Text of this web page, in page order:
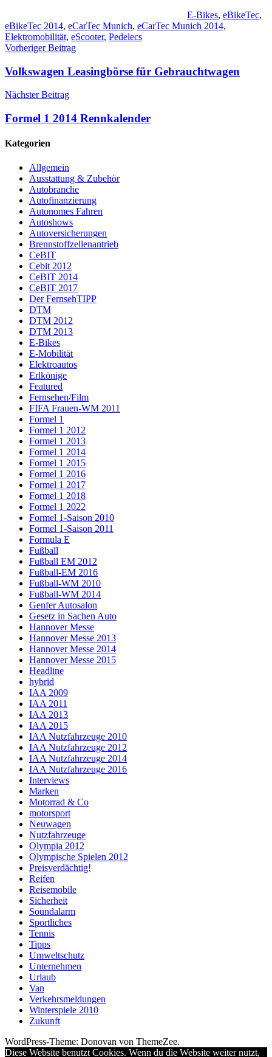
E-Bikes, eBikeTec,
eBikeTec 2014, eCarTec Munich, eCarTec Munich 2014,
Elektromobilität, eScooter, Pedelecs
Beitragsnavigation
Vorheriger Beitrag
Volkswagen Leasingbörse für Gebrauchtwagen
Nächster Beitrag
Formel 1 2014 Rennkalender
Kategorien
Allgemein
Ausstattung & Zubehör
Autobranche
Autofinanzierung
Autonomes Fahren
Autoshows
Autoversicherungen
Brennstoffzellenantrieb
CeBIT
Cebit 2012
CeBIT 2014
CeBIT 2017
Der FernsehTIPP
DTM
DTM 2012
DTM 2013
E-Bikes
E-Mobilität
Elektroautos
Erlkönige
Featured
Fernsehen/Film
FIFA Frauen-WM 2011
Formel 1
Formel 1 2012
Formel 1 2013
Formel 1 2014
Formel 1 2015
Formel 1 2016
Formel 1 2017
Formel 1 2018
Formel 1 2022
Formel 1-Saison 2010
Formel 1-Saison 2011
Formula E
Fußball
Fußball EM 2012
Fußball-EM 2016
Fußball-WM 2010
Fußball-WM 2014
Genfer Autosalon
Gesetz in Sachen Auto
Hannover Messe
Hannover Messe 2013
Hannover Messe 2014
Hannover Messe 2015
Headline
hybrid
IAA 2009
IAA 2011
IAA 2013
IAA 2015
IAA Nutzfahrzeuge 2010
IAA Nutzfahrzeuge 2012
IAA Nutzfahrzeuge 2014
IAA Nutzfahrzeuge 2016
Interviews
Marken
Motorrad & Co
motorsport
Neuwagen
Nutzfahrzeuge
Olympia 2012
Olympische Spielen 2012
Preisverdächtig!
Reifen
Reisemobile
Sicherheit
Soundalarm
Sportliches
Tennis
Tipps
Umweltschutz
Unternehmen
Urlaub
Van
Verkehrsmeldungen
Winterspiele 2010
Zukunft
WordPress-Theme: Donovan von ThemeZee.
Diese Website benutzt Cookies. Wenn du die Website weiter nutzt,